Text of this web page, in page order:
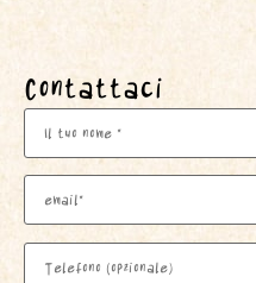
Contattaci